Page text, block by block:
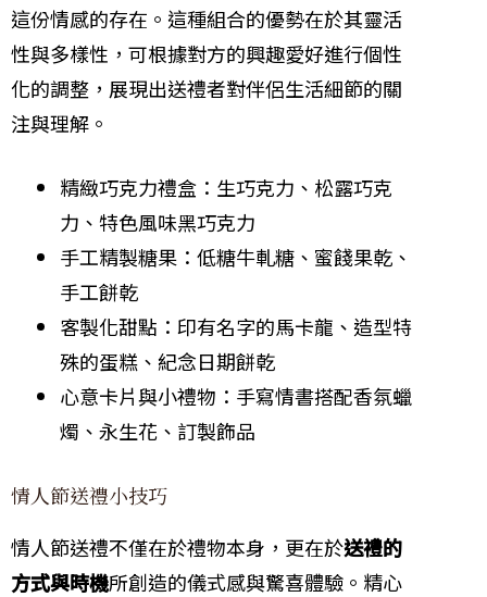
這份情感的存在。這種組合的優勢在於其靈活
性與多樣性，可根據對方的興趣愛好進行個性
化的調整，展現出送禮者對伴侶生活細節的關
注與理解。
精緻巧克力禮盒：生巧克力、松露巧克
力、特色風味黑巧克力
手工精製糖果：低糖牛軋糖、蜜餞果乾、
手工餅乾
客製化甜點：印有名字的馬卡龍、造型特
殊的蛋糕、紀念日期餅乾
心意卡片與小禮物：手寫情書搭配香氛蠟
燭、永生花、訂製飾品
情人節送禮小技巧
情人節送禮不僅在於禮物本身，更在於送禮的
方式與時機所創造的儀式感與驚喜體驗。精心